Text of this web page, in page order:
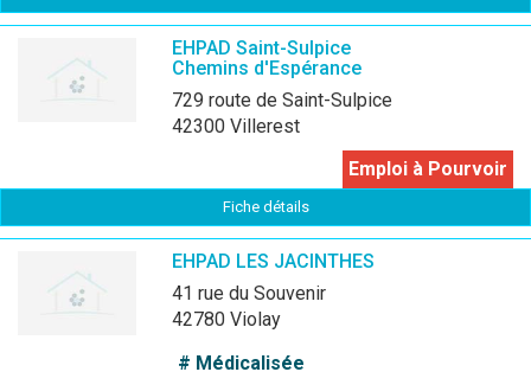
EHPAD Saint-Sulpice
Chemins d'Espérance
729 route de Saint-Sulpice
42300 Villerest
Emploi à Pourvoir
Fiche détails
EHPAD LES JACINTHES
41 rue du Souvenir
42780 Violay
# Médicalisée